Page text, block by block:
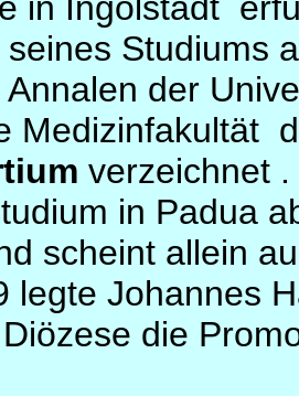
Studiums
der
Medizinfakultät
verzeichnet .
in Padua
scheint allein
legte Johannes
die